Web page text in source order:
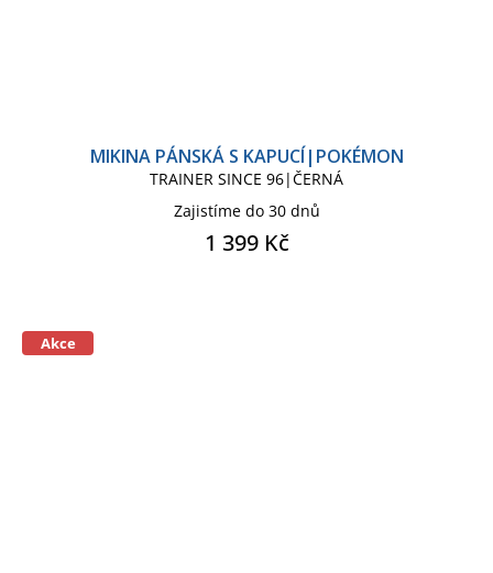
MIKINA PÁNSKÁ S KAPUCÍ|POKÉMON
TRAINER SINCE 96|ČERNÁ
Zajistíme do 30 dnů
1 399 Kč
Akce